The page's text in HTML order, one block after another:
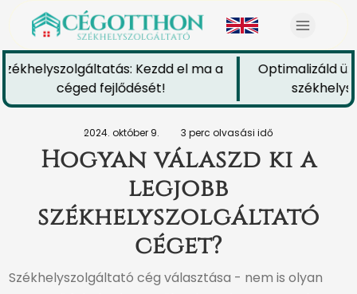
Kezdd el ma a
céged fejlődését!
Optimalizáld
2024. október 9. 3 perc olvasási idő
Hogyan válaszd ki a
legjobb
székhelyszolgáltató
céget?
Székhelyszolgáltató cég választása - nem is olyan